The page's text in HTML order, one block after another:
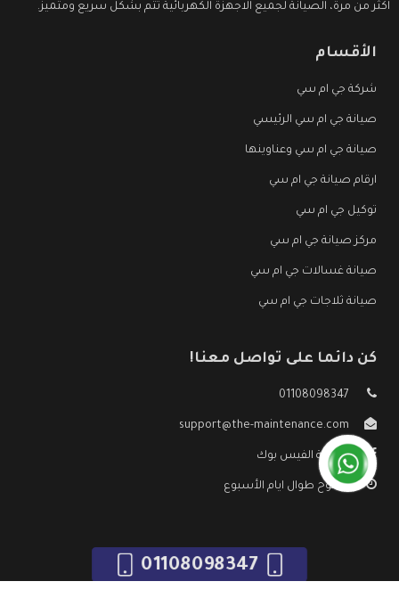
اكثر من مرة، الصيانة لجميع الاجهزة الكهربائية تتم بشكل سريع ومتميز.
الأقسام
شركة جي ام سي
صيانة جي ام سي الرئيسي
صيانة جي ام سي وعناوينها
ارقام صيانة جي ام سي
توكيل جي ام سي
مركز صيانة جي ام سي
صيانة غسالات جي ام سي
صيانة ثلاجات جي ام سي
كن دائما على تواصل معنا!
01108098347
support@the-maintenance.com
صفحة الفيس بوك
مفتوح طوال ايام الأسبوع
01108098347